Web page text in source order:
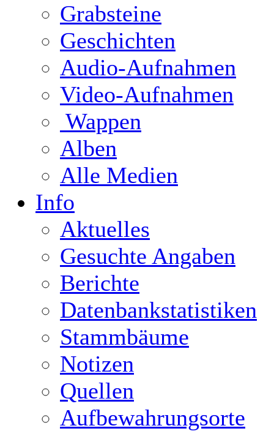
Grabsteine
Geschichten
Audio-Aufnahmen
Video-Aufnahmen
Wappen
Alben
Alle Medien
Info
Aktuelles
Gesuchte Angaben
Berichte
Datenbankstatistiken
Stammbäume
Notizen
Quellen
Aufbewahrungsorte